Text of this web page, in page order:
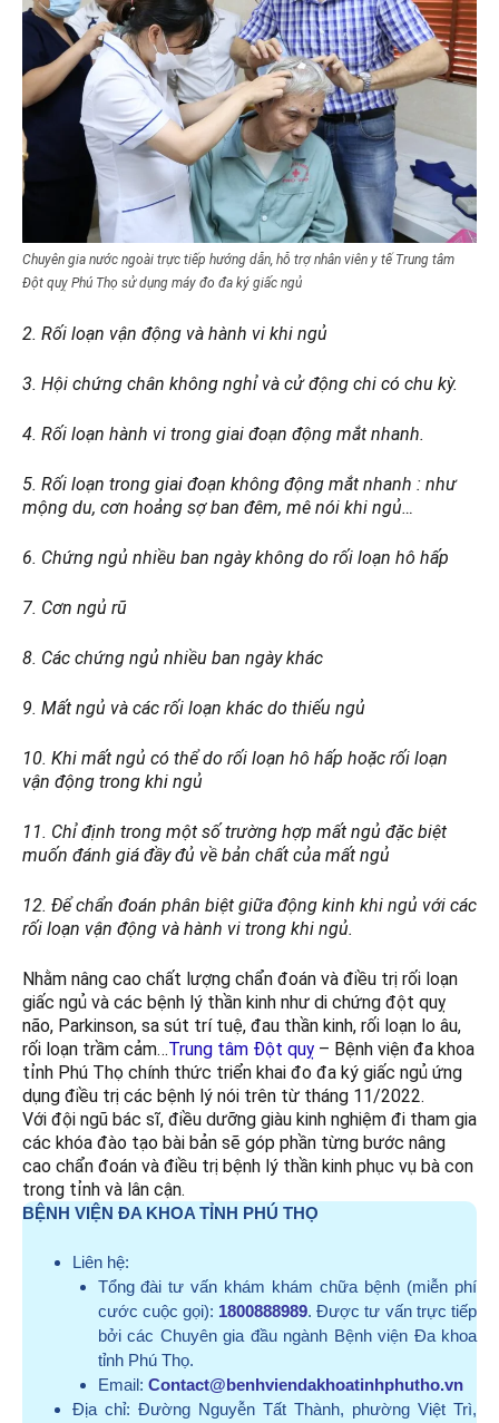
Chuyên gia nước ngoài trực tiếp hướng dẫn, hỗ trợ nhân viên y tế Trung tâm
Đột quỵ Phú Thọ sử dụng máy đo đa ký giấc ngủ
2. Rối loạn vận động và hành vi khi ngủ
3. Hội chứng chân không nghỉ và cử động chi có chu kỳ.
4. Rối loạn hành vi trong giai đoạn động mắt nhanh.
5. Rối loạn trong giai đoạn không động mắt nhanh : như
mộng du, cơn hoảng sợ ban đêm, mê nói khi ngủ…
6. Chứng ngủ nhiều ban ngày không do rối loạn hô hấp
7. Cơn ngủ rũ
8. Các chứng ngủ nhiều ban ngày khác
9. Mất ngủ và các rối loạn khác do thiếu ngủ
10. Khi mất ngủ có thể do rối loạn hô hấp hoặc rối loạn
vận động trong khi ngủ
11. Chỉ định trong một số trường hợp mất ngủ đặc biệt
muốn đánh giá đầy đủ về bản chất của mất ngủ
12. Để chẩn đoán phân biệt giữa động kinh khi ngủ với các
rối loạn vận động và hành vi trong khi ngủ.
Nhằm nâng cao chất lượng chẩn đoán và điều trị rối loạn
giấc ngủ và các bệnh lý thần kinh như di chứng đột quỵ
não, Parkinson, sa sút trí tuệ, đau thần kinh, rối loạn lo âu,
rối loạn trầm cảm…Trung tâm Đột quỵ – Bệnh viện đa khoa
tỉnh Phú Thọ chính thức triển khai đo đa ký giấc ngủ ứng
dụng điều trị các bệnh lý nói trên từ tháng 11/2022.
Với đội ngũ bác sĩ, điều dưỡng giàu kinh nghiệm đi tham gia
các khóa đào tạo bài bản sẽ góp phần từng bước nâng
cao chẩn đoán và điều trị bệnh lý thần kinh phục vụ bà con
trong tỉnh và lân cận.
BỆNH VIỆN ĐA KHOA TỈNH PHÚ THỌ
Liên hệ:
Tổng đài tư vấn khám khám chữa bệnh (miễn phí
cước cuộc gọi): 1800888989. Được tư vấn trực tiếp
bởi các Chuyên gia đầu ngành Bệnh viện Đa khoa
tỉnh Phú Thọ.
Email: Contact@benhviendakhoatinhphutho.vn
Địa chỉ: Đường Nguyễn Tất Thành, phường Việt Trì,